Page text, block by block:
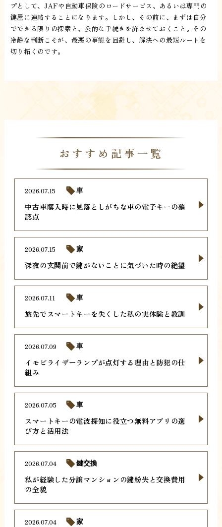
プとして、JAFや自動車保険のロードサービス、あるいは専門の
鍵屋に連絡することになります。しかし、その前に、まずは自分
でできる限りの探索と、公的な手続きを済ませておくこと。その
冷静な判断こそが、最悪の事態を回避し、解決への最短ルートを
切り拓くのです。
おすすめ記事一覧
中古車購入時に見落としがちな車の電子キーの確
認点
2026.07.15 車
深夜の玄関前で鍵がないことに気づいた時の絶望
2026.07.15 家
旅先でスマートキーを失くした私の実体験と教訓
2026.07.11 車
イモビライザーランプが点灯する理由と防犯の仕
組み
2026.07.09 車
スマートキーの電波探知に役立つ無料アプリの選
び方と活用法
2026.07.05 車
私が経験した分譲マンションの鍵紛失と交換費用
の全貌
2026.07.04 鍵交換
2026.07.04 家